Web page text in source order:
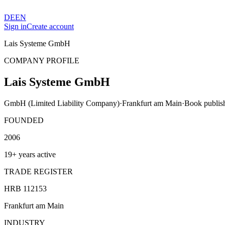
DEEN
Sign inCreate account
Lais Systeme GmbH
COMPANY PROFILE
Lais Systeme GmbH
GmbH (Limited Liability Company)·Frankfurt am Main·Book
FOUNDED
2006
19+ years active
TRADE REGISTER
HRB 112153
Frankfurt am Main
INDUSTRY